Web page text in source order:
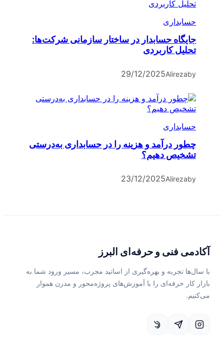
حسابداری
جایگاه حسابدار در ساختار سازمانی شرکت‌ها:
تحلیل کاربردی
by
Alireza
29/12/2025
حسابداری
چطور درآمد و هزینه را در حسابداری به‌درستی
تشخیص دهیم؟
by
Alireza
23/12/2025
آکادمی فنی و حرفه‌ای البرز
با سال‌ها تجربه و بهره‌گیری از اساتید مجرب، مسیر ورود شما به
بازار کار حرفه‌ای را با آموزش‌های پروژه‌محور و مدرن هموار
می‌کنیم.